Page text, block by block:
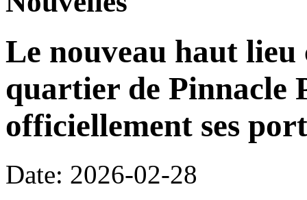
Le nouveau haut
quartier de Pinnacle
officiellement ses
Date: 2026-02-28